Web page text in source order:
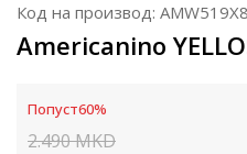
Код на производ:
Americanino
Попуст60%
2.490MKD